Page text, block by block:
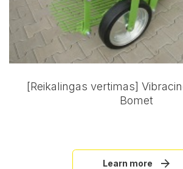
[Reikalingas vertimas]
Bomet
Learn more